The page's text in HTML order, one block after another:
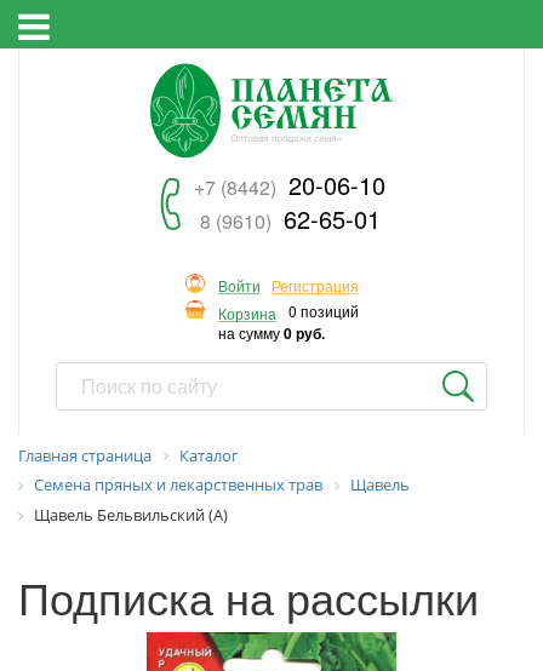
+7 (8442) 20-06-10
8 (9610) 62-65-01
Войти
Регистрация
Корзина
0 позиций
на сумму0 руб.
Главная страница
Каталог
Семена пряных и лекарственных трав
Щавель
Щавель Бельвильский (А)
Подписка на рассылки